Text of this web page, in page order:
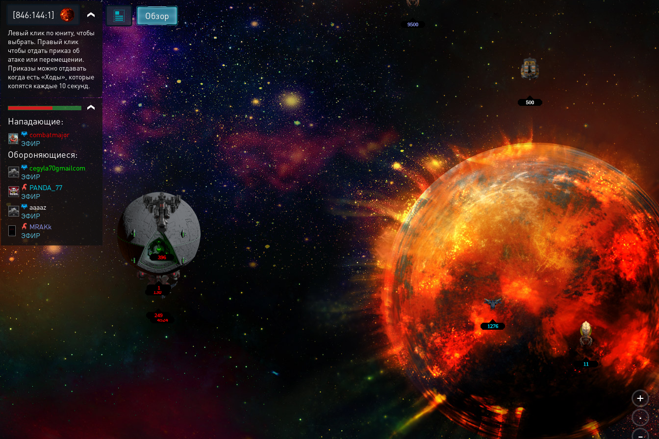
+
.
-
Обзор
[846:144:1]
Левый клик по юниту, чтобы
выбрать. Правый клик
чтобы отдать приказ об
атаке или перемещении.
Приказы можно отдавать
когда есть «Ходы», которые
копятся каждые 10 секунд.
Нападающие:
combatmajor
ЭФИР
Обороняющиеся:
cegyla70gmailcom
ЭФИР
PANDA_77
ЭФИР
aaaaz
ЭФИР
MRAKk
ЭФИР